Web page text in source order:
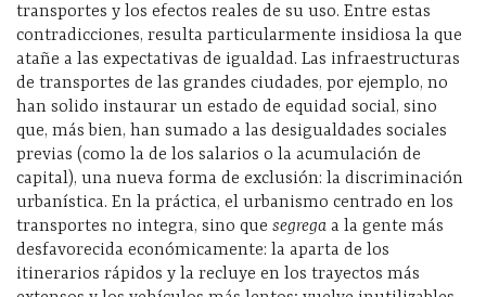
transportes y los efectos reales de su uso. Entre estas
contradicciones, resulta particularmente insidiosa la que
atañe a las expectativas de igualdad. Las infraestructuras
de transportes de las grandes ciudades, por ejemplo, no
han solido instaurar un estado de equidad social, sino
que, más bien, han sumado a las desigualdades sociales
previas (como la de los salarios o la acumulación de
capital), una nueva forma de exclusión: la discriminación
urbanística. En la práctica, el urbanismo centrado en los
transportes no integra, sino que segrega a la gente más
desfavorecida económicamente: la aparta de los
itinerarios rápidos y la recluye en los trayectos más